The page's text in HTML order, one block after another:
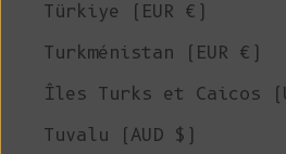
Türkiye (EUR €)
Turkménistan (EUR €)
Îles Turks et Caicos
Tuvalu (AUD $)